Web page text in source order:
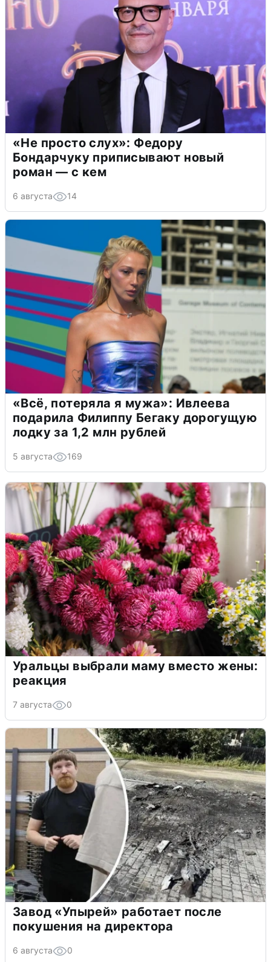
«Не просто слух»: Федору
Бондарчуку приписывают новый
роман — с кем
6 августа 14
«Всё, потеряла я мужа»: Ивлеева
подарила Филиппу Бегаку дорогущую
лодку за 1,2 млн рублей
5 августа 169
Уральцы выбрали маму вместо жены:
реакция
7 августа 0
Завод «Упырей» работает после
покушения на директора
6 августа 0